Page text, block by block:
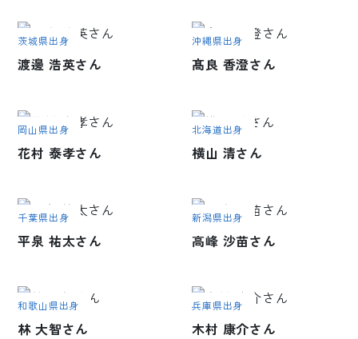
茨城県出身
渡邊 浩英さん
沖縄県出身
髙良 香澄さん
岡山県出身
花村 泰孝さん
北海道出身
横山 清さん
千葉県出身
平泉 祐太さん
新潟県出身
高峰 沙苗さん
和歌山県出身
林 大智さん
兵庫県出身
木村 康介さん